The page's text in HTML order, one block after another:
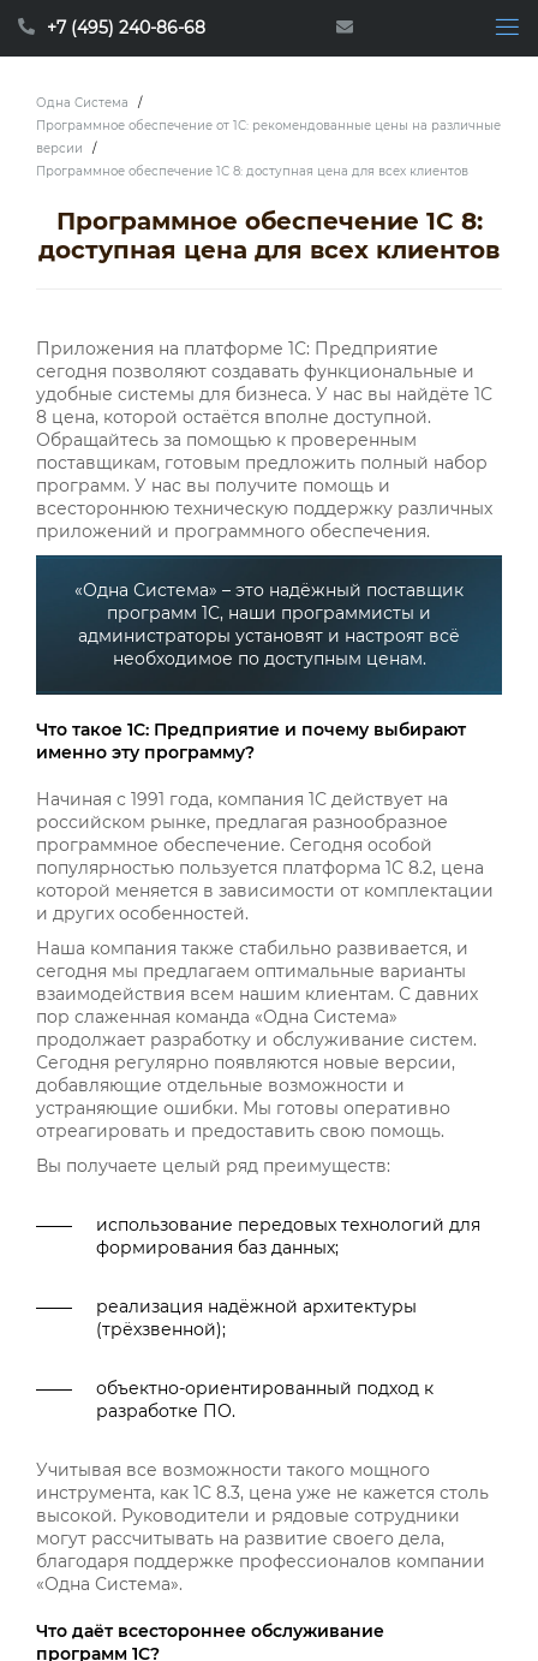
+7 (495) 240-86-68
Одна Система
/
Программное обеспечение от 1С: рекомендованные цены на различные
версии
/
Программное обеспечение 1С 8: доступная цена для всех клиентов
Программное обеспечение 1С 8:
доступная цена для всех клиентов
Приложения на платформе 1С: Предприятие
сегодня позволяют создавать функциональные и
удобные системы для бизнеса. У нас вы найдёте 1С
8 цена, которой остаётся вполне доступной.
Обращайтесь за помощью к проверенным
поставщикам, готовым предложить полный набор
программ. У нас вы получите помощь и
всестороннюю техническую поддержку различных
приложений и программного обеспечения.
«Одна Система» – это надёжный поставщик
программ 1С, наши программисты и
администраторы установят и настроят всё
необходимое по доступным ценам.
Что такое 1С: Предприятие и почему выбирают
именно эту программу?
Начиная с 1991 года, компания 1С действует на
российском рынке, предлагая разнообразное
программное обеспечение. Сегодня особой
популярностью пользуется платформа 1С 8.2, цена
которой меняется в зависимости от комплектации
и других особенностей.
Наша компания также стабильно развивается, и
сегодня мы предлагаем оптимальные варианты
взаимодействия всем нашим клиентам. С давних
пор слаженная команда «Одна Система»
продолжает разработку и обслуживание систем.
Сегодня регулярно появляются новые версии,
добавляющие отдельные возможности и
устраняющие ошибки. Мы готовы оперативно
отреагировать и предоставить свою помощь.
Вы получаете целый ряд преимуществ:
использование передовых технологий для
формирования баз данных;
реализация надёжной архитектуры
(трёхзвенной);
объектно-ориентированный подход к
разработке ПО.
Учитывая все возможности такого мощного
инструмента, как 1С 8.3, цена уже не кажется столь
высокой. Руководители и рядовые сотрудники
могут рассчитывать на развитие своего дела,
благодаря поддержке профессионалов компании
«Одна Система».
Что даёт всестороннее обслуживание
программ 1С?